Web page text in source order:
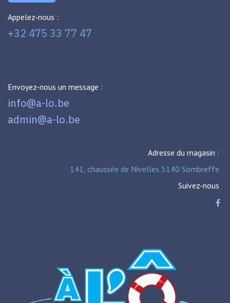
Appelez-nous :
+32 475 33 77 47
Envoyez-nous un message :
info@a-lo.be
admin@a-lo.be
Adresse du magasin :
141, chaussée de Nivelles 5140 Sombreffe
Suivez-nous